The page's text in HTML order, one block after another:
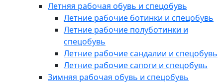
Летняя рабочая обувь и спецобувь
Летние рабочие ботинки и спецобувь
Летние рабочие полуботинки и
спецобувь
Летние рабочие сандалии и спецобувь
Летние рабочие сапоги и спецобувь
Зимняя рабочая обувь и спецобувь